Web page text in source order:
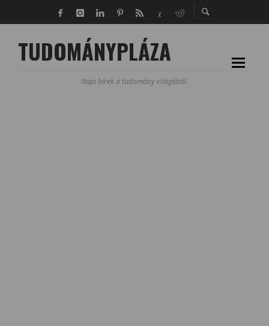
TUDOMÁNYPLÁZA
Napi hírek a tudomány világából.